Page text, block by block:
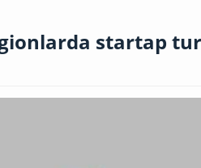
startap